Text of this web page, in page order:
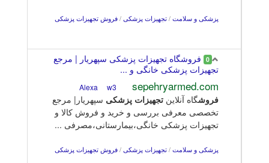
پزشکی و سلامت / تجهیزات پزشکی / فروش تجهیزات پزشکی
0 فروشگاه تجهیزات پزشکی سپهریار | مرجع
تجهیزات پزشکی خانگی و ...
sepehryarmed.com
w3
فروشگاه آنلاین تجهیزات پزشکی سپهریار| مرجع
تخصصی معرفی بررسی و خرید و فروش کالا و
تجهیزات پزشکی خانگی،بیمارستانی،مصرفی ...
پزشکی و سلامت / تجهیزات پزشکی / فروش تجهیزات پزشکی